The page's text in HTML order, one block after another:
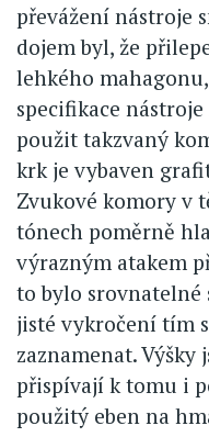
převážení nástroje
dojem byl, že
lehkého
specifikace
použit takzvaný
krk je vybaven
Zvukové komory v
tónech poměrně
výrazným atakem
to bylo srovnatelné
jisté vykročení tím
zaznamenat. Výšky
přispívají k tomu i
použitý eben na